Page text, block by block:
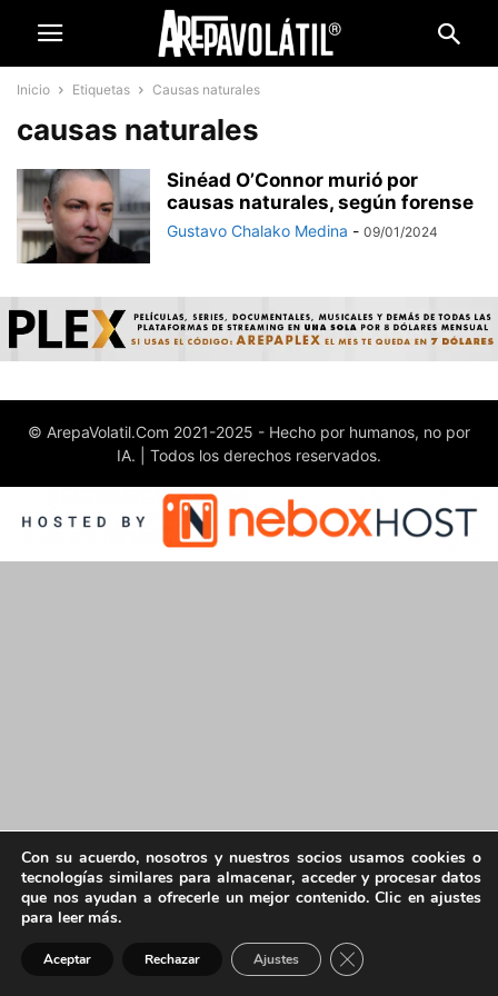
Inicio Etiquetas Causas naturales
causas naturales
Sinéad O’Connor murió por
causas naturales, según forense
Gustavo Chalako Medina - 09/01/2024
© ArepaVolatil.Com 2021-2025 - Hecho por humanos, no por
IA. | Todos los derechos reservados.
Con su acuerdo, nosotros y nuestros socios usamos cookies o
tecnologías similares para almacenar, acceder y procesar datos
que nos ayudan a ofrecerle un mejor contenido. Clic en ajustes
para leer más.
Aceptar Rechazar Ajustes Cerrar el banner de